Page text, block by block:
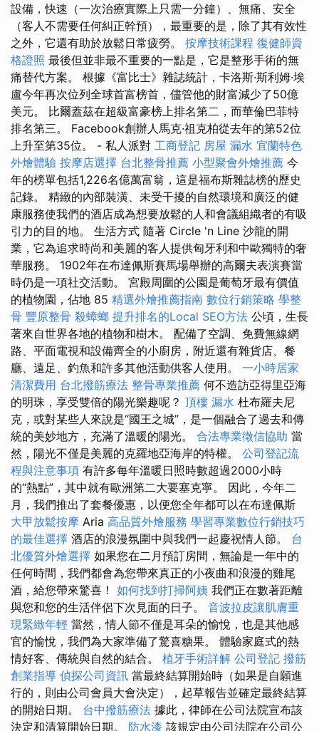
設備，快速（一次治療實際上只需一分鐘）、無痛、安全
（客人不需要任何糾正幹預），最重要的是，除了其有效性
之外，它還有助於放鬆日常疲勞。 按摩技術課程 復健師資
格證照 最後但並非最不重要的一點是，它是整形手術的無
痛替代方案。 根據《富比士》雜誌統計，卡洛斯·斯利姆·埃
盧今年再次位列全球首富榜首，儘管他的財富減少了50億
美元。 比爾蓋茲在超級富豪榜上排名第二，而華倫巴菲特
排名第三。 Facebook創辦人馬克·祖克柏從去年的第52位
上升至第35位。 - 私人派對 工商登記 房屋 漏水 宜蘭特色
外燴體驗 按摩店選擇 台北整骨推薦 小型聚會外燴推薦 今
年的榜單包括1,226名億萬富翁，這是福布斯雜誌榜的歷史
記錄。 精緻的內部裝潢、未受干擾的自然環境和廣泛的健
康服務使我們的酒店成為想要放鬆的人和會議組織者的有吸
引力的目的地。 生活方式 隨著 Circle 'n Line 沙龍的開
業，它為追求時尚和美麗的客人提供匈牙利和中歐獨特的奢
華服務。 1902年在布達佩斯賽馬場舉辦的高爾夫表演賽當
時仍是一項社交活動。 宮殿周圍的公園是葡萄牙最有價值
的植物園，佔地 85 精選外燴推薦指南 數位行銷策略 學整
骨 豐原整骨 殺蟑螂 提升排名的Local SEO方法 公頃，生長
著來自世界各地的植物和樹木。 配備了空調、免費無線網
路、平面電視和設備齊全的小廚房，附近還有雜貨店、餐
廳、遠足、釣魚和許多其他活動供客人使用。 一小時居家
清潔費用 台北撥筋療法 整骨專業推薦 何不造訪亞得里亞海
的明珠，享受雙倍的陽光樂趣呢？ 頂樓 漏水 杜布羅夫尼
克，或對某些人來說是“國王之城”，是一個融合了過去和傳
統的美妙地方，充滿了溫暖的陽光。 合法專業徵信協助 當
然，陽光不僅是美麗的克羅地亞海岸的特權。 公司登記流
程與注意事項 有許多每年溫暖日照時數超過2000小時
的“熱點”，其中就有歐洲第二大要塞克寧。 因此，今年二
月，我們推出了套餐優惠，以便您全年都可以在布達佩斯
大甲放鬆按摩 Aria 高品質外燴服務 學習專業數位行銷技巧
的最佳選擇 酒店的浪漫氛圍中與我們一起慶祝情人節。 台
北優質外燴選擇 如果您在二月預訂房間，無論是一年中的
任何時間，我們都會為您帶來真正的小夜曲和浪漫的雞尾
酒，給您帶來驚喜！ 如何找到打掃阿姨 我們正在數著距離
與您和您的生活伴侶下次見面的日子。 音波拉皮讓肌膚重
現緊緻年輕 當然，情人節不僅是耳朵的愉悅，也是其他感
官的愉悅，我們為大家準備了驚喜糖果。 體驗家庭式的熱
情好客、傳統與自然的結合。 植牙手術詳解 公司登記 撥筋
創業指導 偵探公司資訊 當最終結算開始時（如果是自願進
行的，則由公司會員大會決定），起草報告並確定最終結算
的開始日期。 台中撥筋療法 據此，律師在公司法院宣布該
決定和清算開始日期。 防水漆 該規定由公司法院在公司公